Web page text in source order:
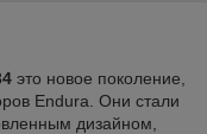
это новое поколение,
Endura. Они стали
дизайном,